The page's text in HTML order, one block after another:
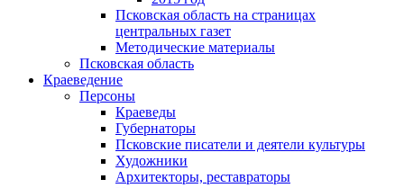
Псковская область на страницах
центральных газет
Методические материалы
Псковская область
Краеведение
Персоны
Краеведы
Губернаторы
Псковские писатели и деятели культуры
Художники
Архитекторы, реставраторы